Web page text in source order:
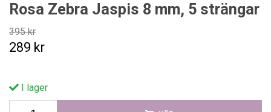
Rosa Zebra Jaspis 8 mm, 5 strängar
395 kr
289 kr
I lager